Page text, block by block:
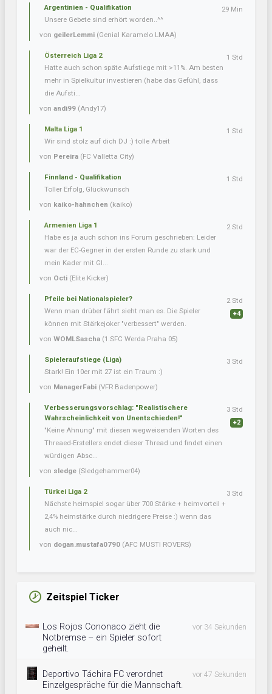
Argentinien - Qualifikation
Unsere Gebete sind erhört worden..^^
von geilerLemmi (Genial Karamelo LMAA)
29 Min
Österreich Liga 2
Hatte auch schon späte Aufstiege mit >11%. Am besten
mehr in Spielkultur investieren (habe das Gefühl, dass
die Aufsti...
von andi99 (Andy17)
1 Std
Malta Liga 1
Wir sind stolz auf dich DJ :) tolle Arbeit
von Pereira (FC Valletta City)
1 Std
Finnland - Qualifikation
Toller Erfolg, Glückwunsch
von kaiko-hahnchen (kaiko)
1 Std
Armenien Liga 1
Habe es ja auch schon ins Forum geschrieben: Leider
war der EC-Gegner in der ersten Runde zu stark und
mein Kader mit Gl...
von Octi (Elite Kicker)
2 Std
Pfeile bei Nationalspieler?
Wenn man drüber fährt sieht man es. Die Spieler
können mit Stärkejoker "verbessert" werden.
von WOMLSascha (1.SFC Werda Praha 05)
2 Std
+4
Spieleraufstiege (Liga)
Stark! Ein 10er mit 27 ist ein Traum :)
von ManagerFabi (VFR Badenpower)
3 Std
Verbesserungsvorschlag: "Realistischere
Wahrscheinlichkeit von Unentschieden!"
"Keine Ahnung" mit diesen wegweisenden Worten des
Threaed-Erstellers endet dieser Thread und findet einen
würdigen Absc...
von sledge (Sledgehammer04)
3 Std
+2
Türkei Liga 2
Nächste heimspiel sogar über 700 Stärke + heimvorteil +
2,4% heimstärke durch niedrigere Preise :) wenn das
auch nic...
von dogan.mustafa0790 (AFC MUSTI ROVERS)
3 Std
Zeitspiel Ticker
Los Rojos Cononaco zieht die
Notbremse – ein Spieler sofort
geheilt.
vor 34 Sekunden
Deportivo Táchira FC verordnet
Einzelgespräche für die Mannschaft.
vor 47 Sekunden